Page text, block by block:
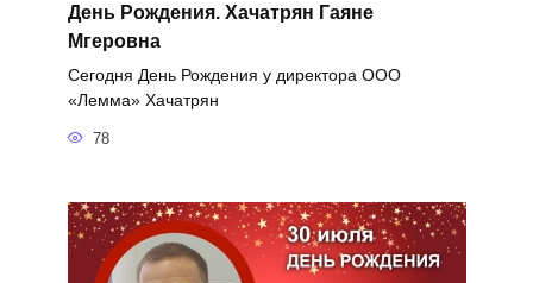
День Рождения. Хачатрян Гаяне
Мгеровна
Сегодня День Рождения у директора ООО
«Лемма» Хачатрян
78